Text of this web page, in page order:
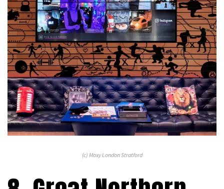
(c) Moxy London Stratford